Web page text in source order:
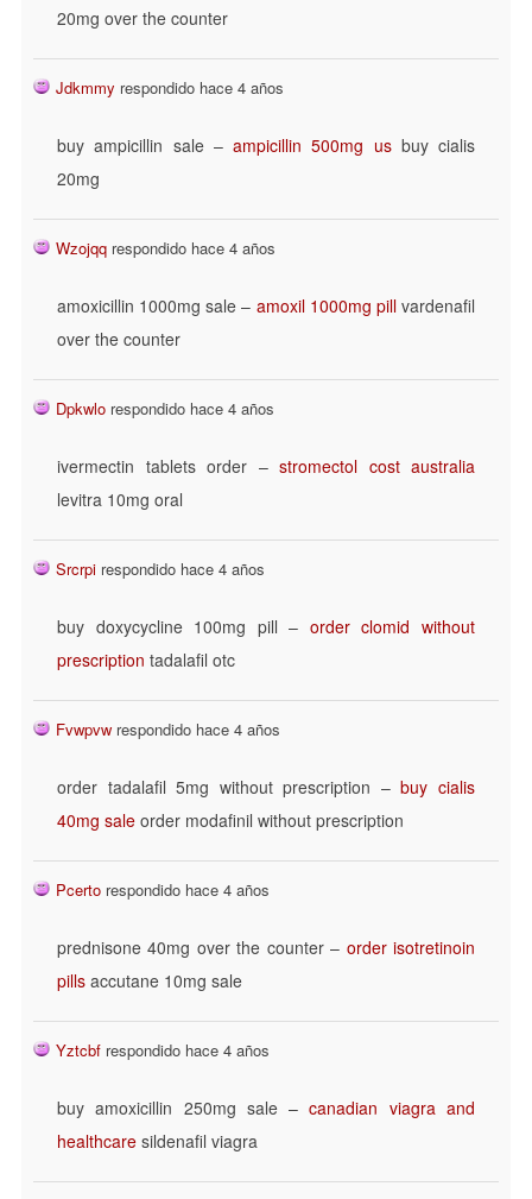
20mg over the counter
Jdkmmy respondido hace 4 años
buy ampicillin sale – ampicillin 500mg usbuy cialis
20mg
Wzojqq respondido hace 4 años
amoxicillin 1000mg sale – amoxil 1000mg pillvardenafil
over the counter
Dpkwlo respondido hace 4 años
ivermectin tablets order – stromectol cost australia
levitra 10mg oral
Srcrpi respondido hace 4 años
buy doxycycline 100mg pill – order clomid without
prescription tadalafil otc
Fvwpvw respondido hace 4 años
order tadalafil 5mg without prescription –buy cialis
40mg sale order modafinil without prescription
Pcerto respondido hace 4 años
prednisone 40mg over the counter – order isotretinoin
pills accutane 10mg sale
Yztcbf respondido hace 4 años
buy amoxicillin 250mg sale –canadian viagra and
healthcare sildenafil viagra